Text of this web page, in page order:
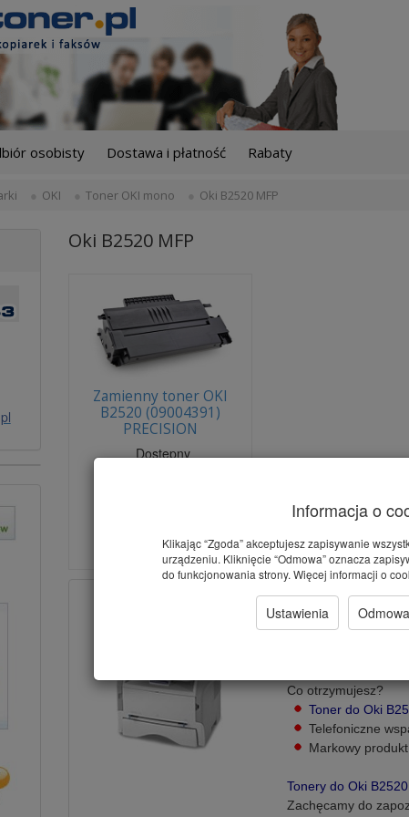
osobisty Dostawa i płatność Rabaty
OKI Toner OKI mono Oki B2520 MFP
Oki B2520 MFP
Zamienny toner OKI
B2520 (09004391)
PRECISION
Dostępny
Tonery do
Doskonała
Co otrzymujesz?
Toner do Oki
Telefoniczne
Markowy
Tonery do Oki
Zachęcamy do
Informacja o
Klikając “Zgoda” akceptujesz zapisywanie
urządzeniu. Kliknięcie “Odmowa” oznacza
do funkcjonowania strony. Więcej informacji o
Ustawienia Odmowa